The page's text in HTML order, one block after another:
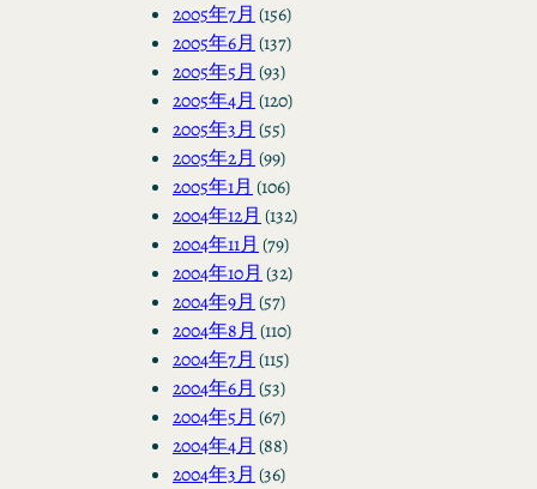
2005年7月 (156)
2005年6月 (137)
2005年5月 (93)
2005年4月 (120)
2005年3月 (55)
2005年2月 (99)
2005年1月 (106)
2004年12月 (132)
2004年11月 (79)
2004年10月 (32)
2004年9月 (57)
2004年8月 (110)
2004年7月 (115)
2004年6月 (53)
2004年5月 (67)
2004年4月 (88)
2004年3月 (36)